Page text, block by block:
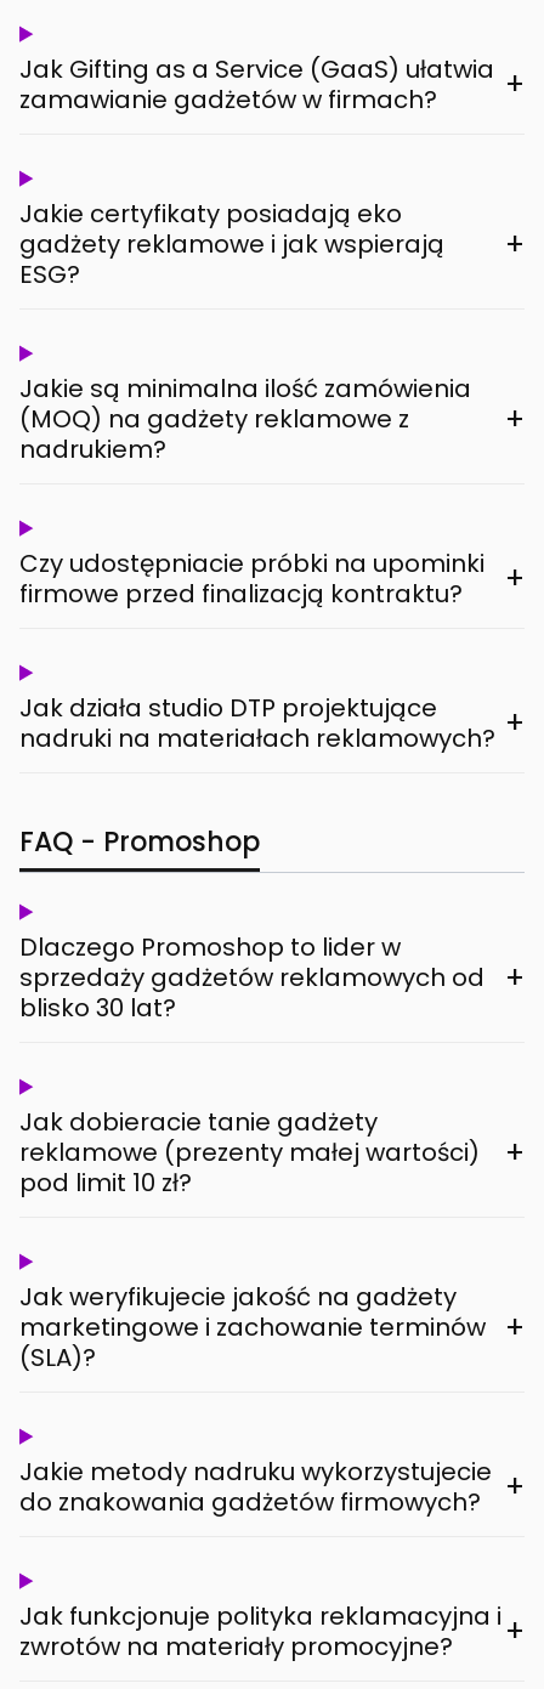
Jak Gifting as a Service (GaaS) ułatwia
zamawianie gadżetów w firmach?
+
Jakie certyfikaty posiadają eko
gadżety reklamowe i jak wspierają
ESG?
+
Jakie są minimalna ilość zamówienia
(MOQ) na gadżety reklamowe z
nadrukiem?
+
Czy udostępniacie próbki na upominki
firmowe przed finalizacją kontraktu?
+
Jak działa studio DTP projektujące
nadruki na materiałach reklamowych? +
FAQ - Promoshop
Dlaczego Promoshop to lider w
sprzedaży gadżetów reklamowych od
blisko 30 lat?
+
Jak dobieracie tanie gadżety
reklamowe (prezenty małej wartości)
pod limit 10 zł?
+
Jak weryfikujecie jakość na gadżety
marketingowe i zachowanie terminów
(SLA)?
+
Jakie metody nadruku wykorzystujecie
do znakowania gadżetów firmowych?
+
Jak funkcjonuje polityka reklamacyjna i
zwrotów na materiały promocyjne?
+